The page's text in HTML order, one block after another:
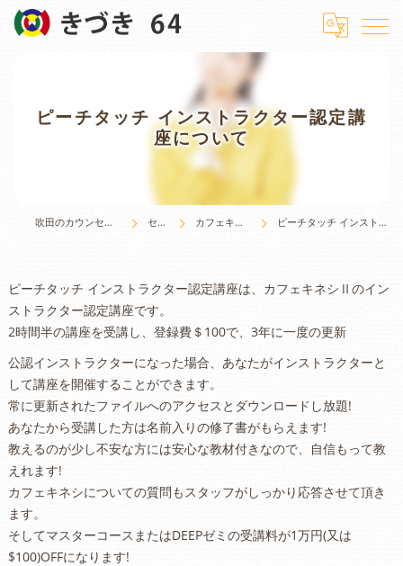
ピーチタッチ インストラクター認定講
座について
吹田のカウンセリングはきづき 64 セミナー カフェキネシ セミナー ピーチタッチ インストラクター認定講座について
ピーチタッチ インストラクター認定講座は、カフェキネシⅡのイン
ストラクター認定講座です。
2時間半の講座を受講し、登録費＄100で、3年に一度の更新
公認インストラクターになった場合、あなたがインストラクターと
して講座を開催することができます。
常に更新されたファイルへのアクセスとダウンロードし放題!
​あなたから受講した方は名前入りの修了書がもらえます!
教えるのが少し不安な方には安心な教材付きなので、自信もって教
えれます!
カフェキネシについての質問もスタッフがしっかり応答させて頂き
ます。
そしてマスターコースまたはDEEPゼミの受講料が1万円(又は
$100)OFFになります!